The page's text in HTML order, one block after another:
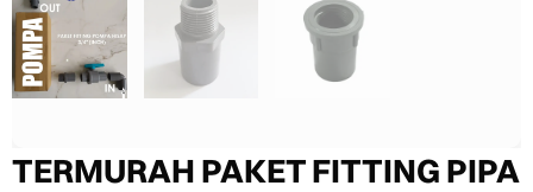
TERMURAH PAKET FITTING PIPA